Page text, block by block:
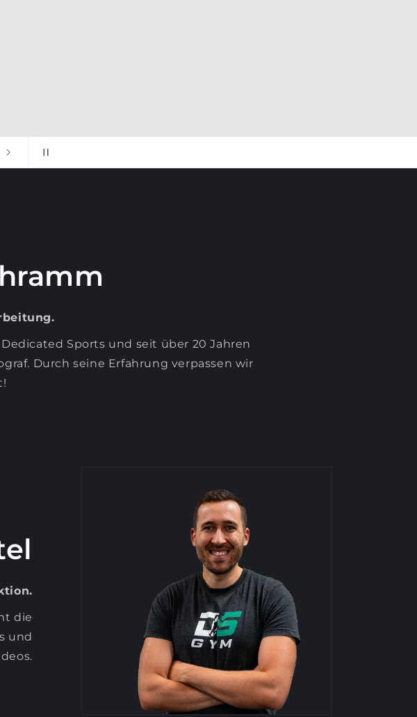
Sports und seit über 20 Jahren
Durch seine Erfahrung verpassen wir
die
und